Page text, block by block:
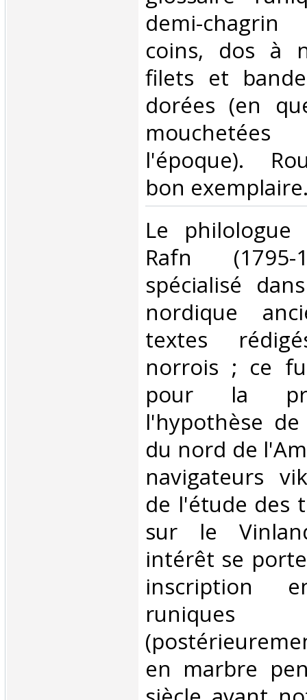
demi-
coins, dos à
filets et
dorées (en
l'époque).
bon
‎Le philologue
Rafn
spécialisé
nordique
textes
norrois ; ce
pour la
l'hypothèse
du nord de
navigateurs
de l'étude des
sur le
intérêt se
inscription
en marbre